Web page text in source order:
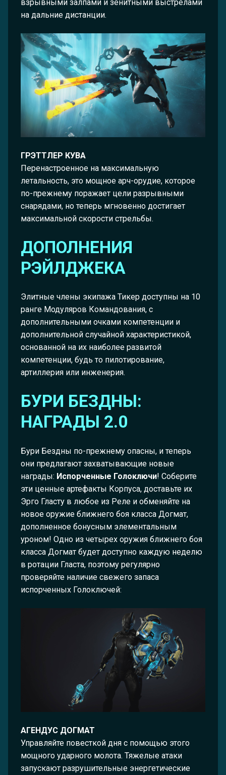
взрывными залпами и зенитными выстрелами
на дальние дистанции.
ГРЭТТЛЕР КУВА
Перенастроенное на максимальную
летальность, это мощное арч-орудие, которое
по-прежнему поражает цели разрывными
снарядами, но теперь мгновенно достигает
максимальной скорости стрельбы.
ДОПОЛНЕНИЯ
РЭЙЛДЖЕКА
Элитные члены экипажа Тикер доступны на 10
ранге Модуляров Командования, с
дополнительными очками компетенции и
дополнительной случайной характеристикой,
основанной на их наиболее развитой
компетенции, будь то пилотирование,
артиллерия или инженерия.
БУРИ БЕЗДНЫ:
НАГРАДЫ 2.0
Бури Бездны по-прежнему опасны, и теперь
они предлагают захватывающие новые
награды: Испорченные Голоключи! Соберите
эти ценные артефакты Корпуса, доставьте их
Эрго Гласту в любое из Реле и обменяйте на
новое оружие ближнего боя класса Догмат,
дополненное бонусным элементальным
уроном! Одно из четырех оружия ближнего боя
класса Догмат будет доступно каждую неделю
в ротации Гласта, поэтому регулярно
проверяйте наличие свежего запаса
испорченных Голоключей:
АГЕНДУС ДОГМАТ
Управляйте повесткой дня с помощью этого
мощного ударного молота. Тяжелые атаки
запускают разрушительные энергетические